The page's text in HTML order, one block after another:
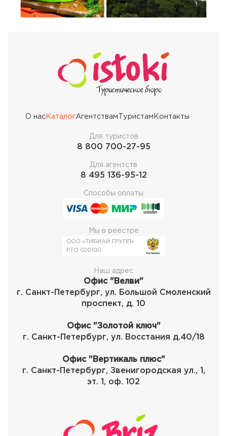
О насКаталогАгентствам Туристам Контакты
Для туристов
8 800 700-27-95
Для агентств
8 495 136-95-12
Способы оплаты
Мы в реестре
Наш адрес
Офис "Велви"
г. Санкт-Петербург, ул. Большой Смоленский
проспект, д. 10
Офис "Золотой ключ"
г. Санкт-Петербург, ул. Восстания д.40/18
Офис "Вертикаль плюс"
г. Санкт-Петербург, Звенигородская ул., 1,
эт. 1, оф. 102